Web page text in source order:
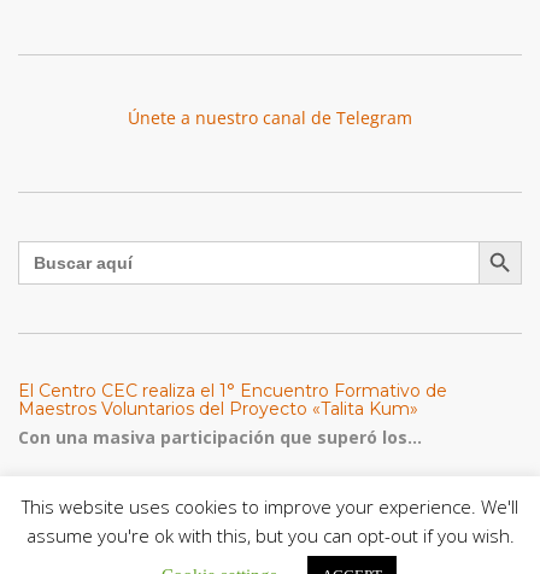
Únete a nuestro canal de Telegram
Buscar: Botón de
El Centro CEC realiza el 1° Encuentro Formativo de
Maestros Voluntarios del Proyecto «Talita Kum»
Con una masiva participación que superó los...
León XIV a los comunicadores católicos: «Promuevan una
comunicación al servicio del bien común y la dignidad
humana»
En un mensaje enviado al Congreso Mundial...
This website uses cookies to improve your experience. We'll
assume you're ok with this, but you can opt-out if you wish.